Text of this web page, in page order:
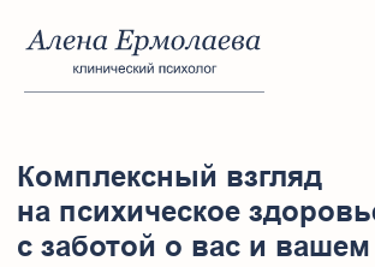
с заботой о вас и вашем
состоянии.
Опираюсь на клинический опыт и современные методы терапии.